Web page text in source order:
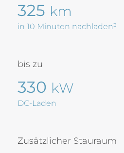
325 km
in 10 Minuten nachladen³
bis zu
330 kW
DC-Laden
Zusätzlicher Stauraum